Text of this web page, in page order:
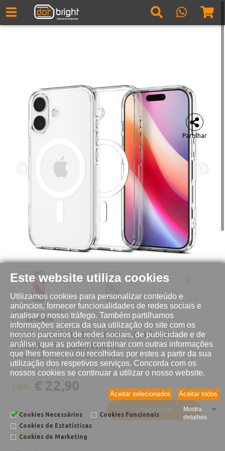
Este website utiliza cookies
Utilizamos cookies para personalizar conteúdo e
anúncios, fornecer funcionalidades de redes sociais e
analisar o nosso tráfego. Também partilhamos
informações acerca da sua utilização do site com os
nossos parceiros de redes sociais, de publicidade e de
análise, que as podem combinar com outras informações
que lhes forneceu ou recolhidas por estes a partir da sua
utilização dos respetivos serviços. Concorda com os
nossos cookies se continuar a utilizar o nosso website.
Aceitar todos
Aceitar selecionados
Cookies Necessários
Cookies Funcionais
Cookies de Estatísticas
Cookies de Marketing
Mostra
detalhes
Partilhar
SPIGEN
CAPA SPIGEN ULTRA HYBRID MAGSAFE
IPHONE 17 CLEAR/WHITE
REF:8800283315127 | 36 MESES DE GARANTIA
PVP: € 22,90
COMPRAR
STOCK: